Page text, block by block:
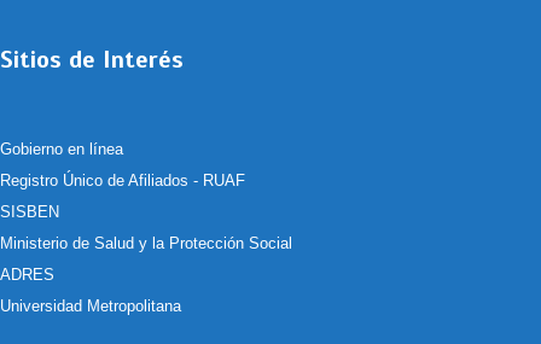
Sitios de Interés
Gobierno en línea
Registro Único de Afiliados - RUAF
SISBEN
Ministerio de Salud y la Protección Social
ADRES
Universidad Metropolitana